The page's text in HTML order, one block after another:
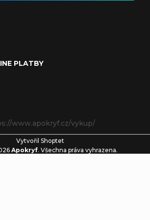
PLATBY
www.apokryf.cz/vykup/
Vytvořil Shoptet
Apokryf. Všechna práva vyhrazena.